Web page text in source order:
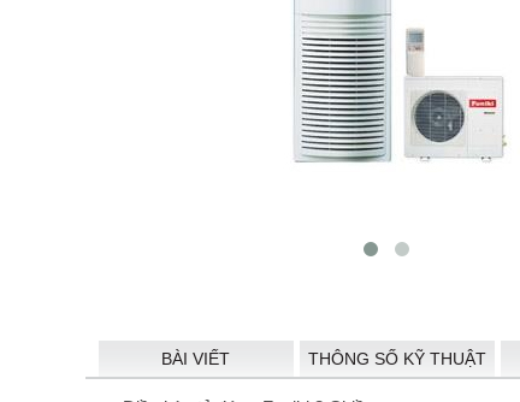
BÀI VIẾT THÔNG SỐ KỸ THUẬT